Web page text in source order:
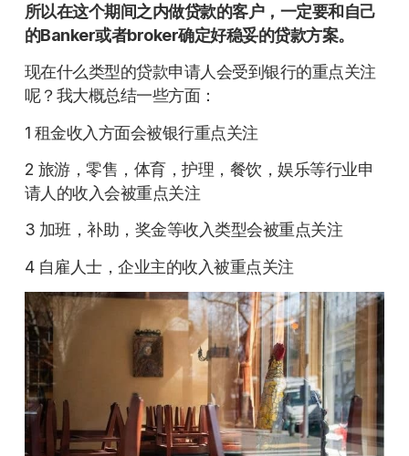
所以在这个期间之内做贷款的客户，一定要和自己
的Banker或者broker确定好稳妥的贷款方案。
现在什么类型的贷款申请人会受到银行的重点关注
呢？我大概总结一些方面：
1 租金收入方面会被银行重点关注
2 旅游，零售，体育，护理，餐饮，娱乐等行业申
请人的收入会被重点关注
3 加班，补助，奖金等收入类型会被重点关注
4 自雇人士，企业主的收入被重点关注